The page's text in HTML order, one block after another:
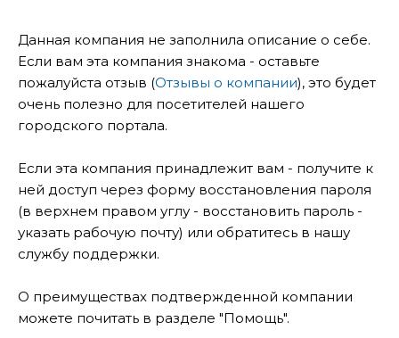
Данная компания не заполнила описание о себе.
Если вам эта компания знакома - оставьте
пожалуйста отзыв (Отзывы о компании), это будет
очень полезно для посетителей нашего
городского портала.
Если эта компания принадлежит вам - получите к
ней доступ через форму восстановления пароля
(в верхнем правом углу - восстановить пароль -
указать рабочую почту) или обратитесь в нашу
службу поддержки.
О преимуществах подтвержденной компании
можете почитать в разделе "Помощь".